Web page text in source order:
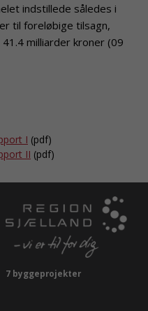
indstillede således i
til foreløbige tilsagn,
milliarder kroner (09
I (pdf)
II (pdf)
7 byggeprojekter